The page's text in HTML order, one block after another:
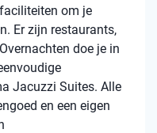
om je
Er zijn restaurants,
doe je in
Jacuzzi Suites. Alle
en een eigen